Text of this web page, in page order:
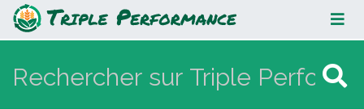
Chasselas B (cépage)